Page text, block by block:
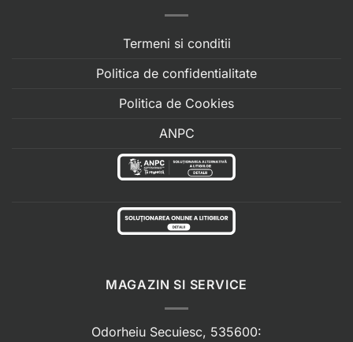
Termeni si conditii
Politica de confidentialitate
Politica de Cookies
ANPC
MAGAZIN SI SERVICE
Odorheiu Secuiesc, 535600: